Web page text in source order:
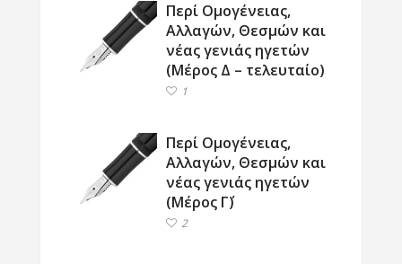
Περί Ομογένειας,
Αλλαγών, Θεσμών και
νέας γενιάς ηγετών
(Μέρος Δ – τελευταίο)
1
Περί Ομογένειας,
Αλλαγών, Θεσμών και
νέας γενιάς ηγετών
(Μέρος Γ΄)
2